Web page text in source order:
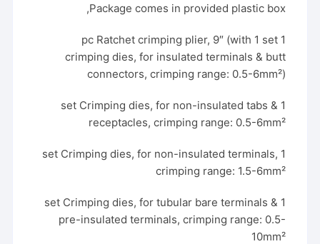
Package comes in provided plastic box,
1 pc Ratchet crimping plier, 9″ (with 1 set
crimping dies, for insulated terminals & butt
connectors, crimping range: 0.5-6mm²)
1 set Crimping dies, for non-insulated tabs &
receptacles, crimping range: 0.5-6mm²
1 set Crimping dies, for non-insulated terminals,
crimping range: 1.5-6mm²
1 set Crimping dies, for tubular bare terminals &
pre-insulated terminals, crimping range: 0.5-
10mm²